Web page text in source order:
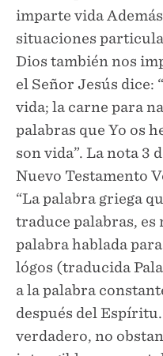
imparte vida
situaciones
Dios también nos
el Señor Jesús dice:
vida; la carne para
palabras que Yo os
son vida”. La nota 3
Nuevo Testamento
“La palabra griega
traduce palabras, es
palabra hablada
lógos (traducida
a la palabra
después del
verdadero, no